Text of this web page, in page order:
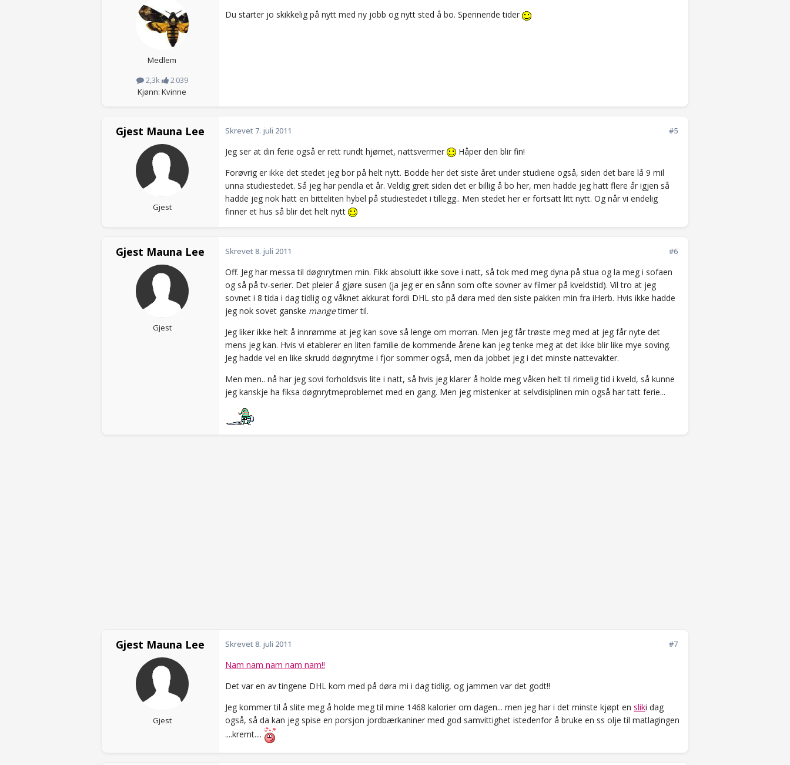
Medlem
2,3k
2 039
Kjønn: Kvinne
Du starter jo skikkelig på nytt med ny jobb og nytt sted å bo. Spennende tider
Gjest Mauna Lee
Gjest
#5
Skrevet 7. juli 2011
Jeg ser at din ferie også er rett rundt hjørnet, nattsvermer
Håper den blir fin!
Forøvrig er ikke det stedet jeg bor på helt nytt. Bodde her det siste året under studiene også, siden det bare lå 9 mil
unna studiestedet. Så jeg har pendla et år. Veldig greit siden det er billig å bo her, men hadde jeg hatt flere år igjen så
hadde jeg nok hatt en bitteliten hybel på studiestedet i tillegg.. Men stedet her er fortsatt litt nytt. Og når vi endelig
finner et hus så blir det helt nytt
Gjest Mauna Lee
Gjest
#6
Skrevet8. juli 2011
Off. Jeg har messa til døgnrytmen min. Fikk absolutt ikke sove i natt, så tok med meg dyna på stua og la meg i sofaen
og så på tv-serier. Det pleier å gjøre susen (ja jeg er en sånn som ofte sovner av filmer på kveldstid). Vil tro at jeg
sovnet i 8 tida i dag tidlig og våknet akkurat fordi DHL sto på døra med den siste pakken min fra iHerb. Hvis ikke hadde
jeg nok sovet ganske mangetimer til.
Jeg liker ikke helt å innrømme at jeg kan sove så lenge om morran. Men jeg får trøste meg med at jeg får nyte det
mens jeg kan. Hvis vi etablerer en liten familie de kommende årene kan jeg tenke meg at det ikke blir like mye soving.
Jeg hadde vel en like skrudd døgnrytme i fjor sommer også, men da jobbet jeg i det minste nattevakter.
Men men.. nå har jeg sovi forholdsvis lite i natt, så hvis jeg klarer å holde meg våken helt til rimelig tid i kveld, så kunne
jeg kanskje ha fiksa døgnrytmeproblemet med en gang. Men jeg mistenker at selvdisiplinen min også har tatt ferie...
Gjest Mauna Lee
Gjest
#7
Skrevet8. juli 2011
Nam nam nam nam nam!!
Det var en av tingene DHL kom med på døra mi i dag tidlig, og jammen var det godt!!
Jeg kommer til å slite meg å holde meg til mine 1468 kalorier om dagen... men jeg har i det minste kjøpt en sliki dag
også, så da kan jeg spise en porsjon jordbærkaniner med god samvittighet istedenfor å bruke en ss olje til matlagingen
....kremt....